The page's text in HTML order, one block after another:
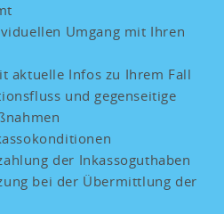
Umgang mit Ihren
aktuelle Infos zu Ihrem Fall
und gegenseitige
der Inkassoguthaben
bei der Übermittlung der